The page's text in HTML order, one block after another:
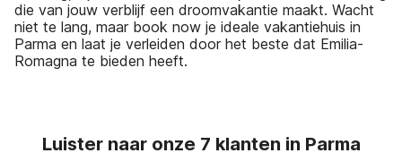
die van jouw verblijf een droomvakantie maakt. Wacht
niet te lang, maar book now je ideale vakantiehuis in
Parma en laat je verleiden door het beste dat Emilia-
Romagna te bieden heeft.
Luister naar onze 7 klanten in Parma